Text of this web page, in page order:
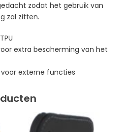
zodat het gebruik van
zal zitten.
extra bescherming van het
externe functies